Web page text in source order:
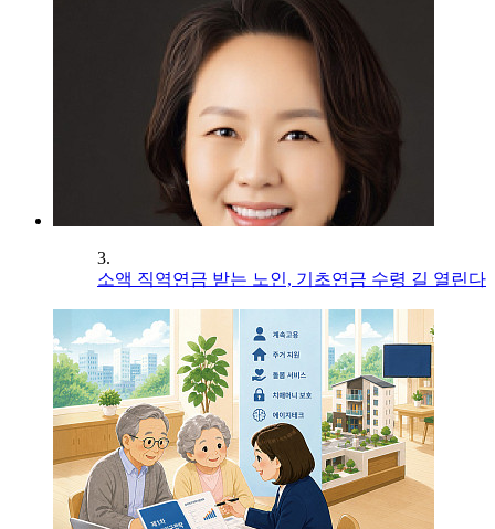
3.
소액 직역연금 받는 노인, 기초연금 수령 길 열린다